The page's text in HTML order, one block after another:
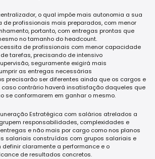
o qual impõe mais autonomia a sua
de profissionais mais preparados, com menor
portanto, com entregas prontas que
no tamanho do headcount.
de profissionais com menor capacidade
tarefas, precisando de intensivo
seguramente exigirá mais
as entregas necessárias
precisarão ser diferentes ainda que os cargos e
contrário haverá insatisfação daqueles que
se conformarem em ganhar o mesmo.
Estratégica com salários atrelados a
responsabilidades, complexidades e
e não mais por cargo como nos planos
salariais construídas com grupos salariais e
claramente a performance e o
de resultados concretos.